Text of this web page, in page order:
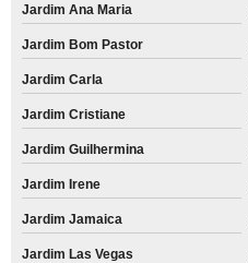
Jardim Ana Maria
Jardim Bom Pastor
Jardim Carla
Jardim Cristiane
Jardim Guilhermina
Jardim Irene
Jardim Jamaica
Jardim Las Vegas